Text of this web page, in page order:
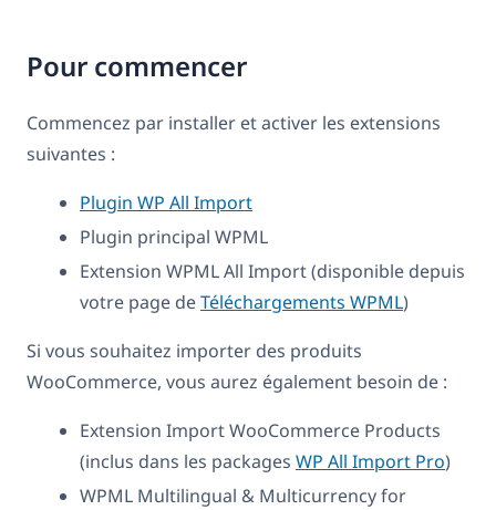
Pour commencer
Commencez par installer et activer les extensions
suivantes :
Plugin WP All Import
Plugin principal WPML
Extension WPML All Import (disponible depuis
votre page deTéléchargements WPML)
Si vous souhaitez importer des produits
WooCommerce, vous aurez également besoin de :
Extension Import WooCommerce Products
(inclus dans les packages WP All Import Pro)
WPML Multilingual & Multicurrency for